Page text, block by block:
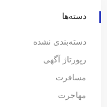
دسته‌ها
دسته‌بندی نشده
رپورتاژ آگهی
مسافرت
مهاجرت